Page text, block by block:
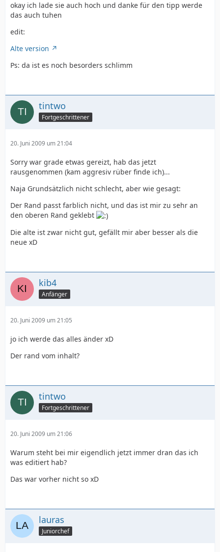
okay ich lade sie auch hoch und danke für den tipp werde
das auch tuhen
edit:
Alte version
Ps: da ist es noch besorders schlimm
tintwo
Fortgeschrittener
20. Juni 2009 um 21:04
Sorry war grade etwas gereizt, hab das jetzt
rausgenommen (kam aggresiv rüber finde ich)...
Naja Grundsätzlich nicht schlecht, aber wie gesagt:
Der Rand passt farblich nicht, und das ist mir zu sehr an
den oberen Rand geklebt
Die alte ist zwar nicht gut, gefällt mir aber besser als die
neue xD
kib4
Anfänger
20. Juni 2009 um 21:05
jo ich werde das alles änder xD
Der rand vom inhalt?
tintwo
Fortgeschrittener
20. Juni 2009 um 21:06
Warum steht bei mir eigendlich jetzt immer dran das ich
was editiert hab?
Das war vorher nicht so xD
lauras
Juniorchef